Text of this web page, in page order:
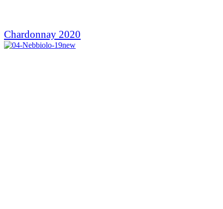
Chardonnay 2020